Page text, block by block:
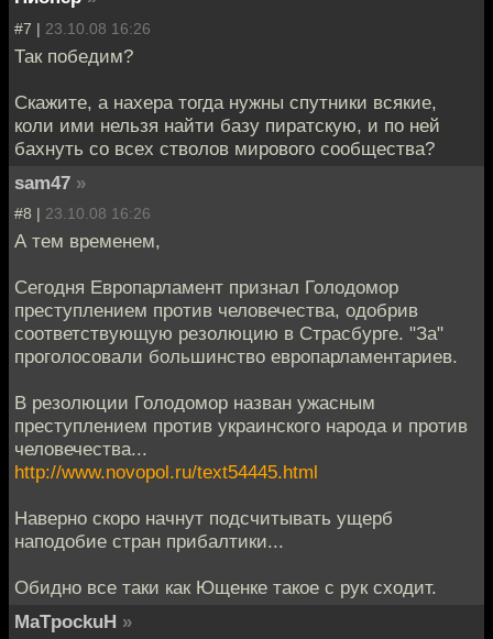
#7 | 23.10.08 16:26
Так победим?
Скажите, а нахера тогда нужны спутники всякие,
коли ими нельзя найти базу пиратскую, и по ней
бахнуть со всех стволов мирового сообщества?
sam47 »
#8 | 23.10.08 16:26
А тем временем,
Сегодня Европарламент признал Голодомор
преступлением против человечества, одобрив
соответствующую резолюцию в Страсбурге. "За"
проголосовали большинство европарламентариев.
В резолюции Голодомор назван ужасным
преступлением против украинского народа и против
человечества...
http://www.novopol.ru/text54445.html
Наверно скоро начнут подсчитывать ущерб
наподобие стран прибалтики...
Обидно все таки как Ющенке такое с рук сходит.
MaTpockuH »